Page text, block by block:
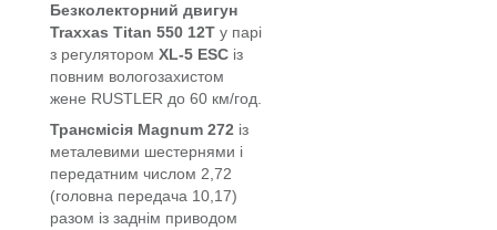
Безколекторний двигун
Traxxas Titan 550 12Tу парі
з регулятором XL-5 ESCіз
повним вологозахистом
жене RUSTLER до 60 км/год.
Трансмісія Magnum 272із
металевими шестернями і
передатним числом 2,72
(головна передача 10,17)
разом із заднім приводом